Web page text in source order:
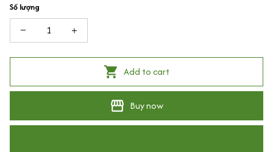
Số lượng
Add to cart
Buy now